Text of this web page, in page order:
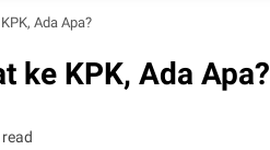
Ada Apa?
ke KPK, Ada Apa?